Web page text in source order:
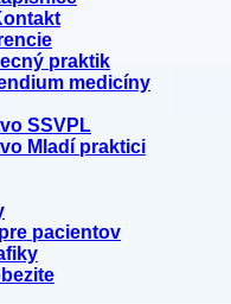
praktik
medicíny
SSVPL
Mladí praktici
pacientov